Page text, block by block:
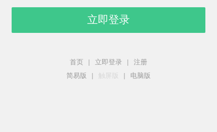
立即登录
首页 | 立即登录 |
注册
简易版
| 触屏版 | 电脑版